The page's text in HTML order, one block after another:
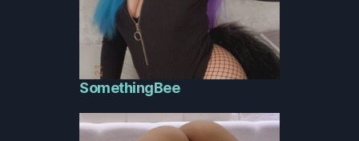
SomethingBee